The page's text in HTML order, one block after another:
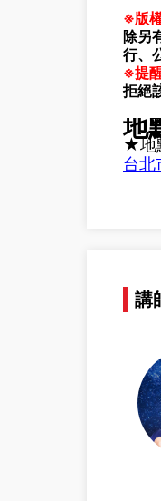
※版
除另
行、
※提
拒絕
地
★地
台北
講